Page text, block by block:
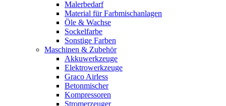
Malerbedarf
Material für Farbmischanlagen
Öle & Wachse
Sockelfarbe
Sonstige Farben
Maschinen & Zubehör
Akkuwerkzeuge
Elektrowerkzeuge
Graco Airless
Betonmischer
Kompressoren
Stromerzeuger